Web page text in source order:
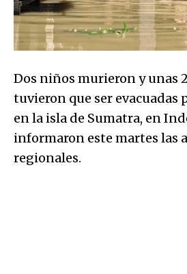
Dos niños murieron y unas
tuvieron que ser evacuadas
en la isla de Sumatra, en
informaron este martes las
regionales.